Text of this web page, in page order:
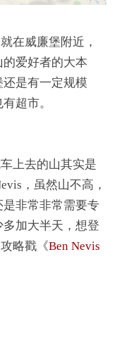
在威廉堡附近，
爱好者的大本
是有一定规模
超市。
上去的山其实是
，虽然山不高，
非常非常需要专
加大半天，想登
略戳《Ben Nevis